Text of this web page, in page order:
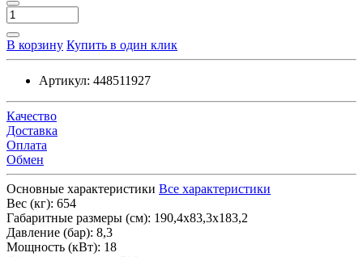
В корзину Купить в один клик
Артикул: 448511927
Качество
Доставка
Оплата
Обмен
Основные характеристики Все характеристики
Вес (кг): 654
Габаритные размеры (см): 190,4х83,3х183,2
Давление (бар): 8,3
Мощность (кВт): 18